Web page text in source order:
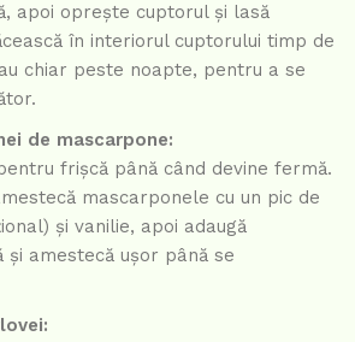
apoi oprește cuptorul și lasă
în interiorul cuptorului timp de
chiar peste noapte, pentru a se
de mascarpone:
frișcă până când devine fermă.
mascarponele cu un pic de
și vanilie, apoi adaugă
și amestecă ușor până se